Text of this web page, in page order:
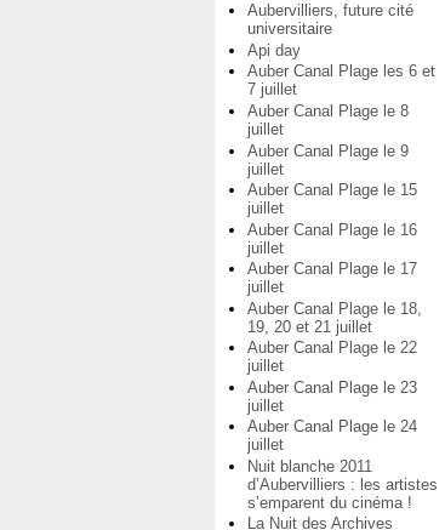
Aubervilliers, future cité
universitaire
Api day
Auber Canal Plage les 6 et
7 juillet
Auber Canal Plage le 8
juillet
Auber Canal Plage le 9
juillet
Auber Canal Plage le 15
juillet
Auber Canal Plage le 16
juillet
Auber Canal Plage le 17
juillet
Auber Canal Plage le 18,
19, 20 et 21 juillet
Auber Canal Plage le 22
juillet
Auber Canal Plage le 23
juillet
Auber Canal Plage le 24
juillet
Nuit blanche 2011
d’Aubervilliers : les artistes
s’emparent du cinéma !
La Nuit des Archives